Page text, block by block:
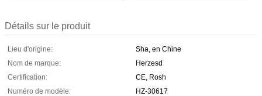
Détails sur le produit
Lieu d'origine:
Sha, en Chine
Nom de marque:
Herzesd
Certification:
CE, Rosh
Numéro de modèle:
HZ-30617